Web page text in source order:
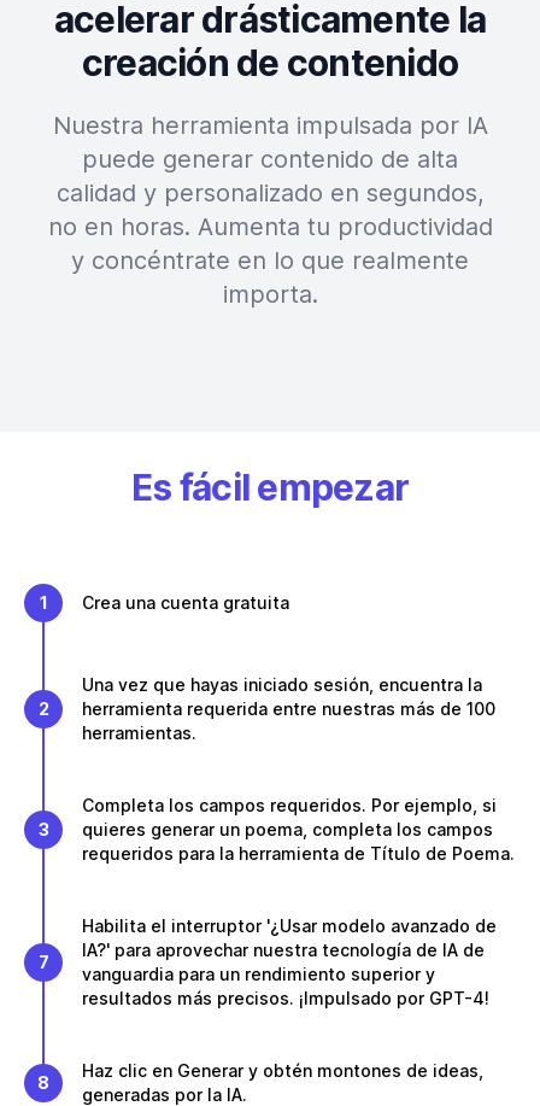
acelerar drásticamente la
creación de contenido
Nuestra herramienta impulsada por IA
puede generar contenido de alta
calidad y personalizado en segundos,
no en horas. Aumenta tu productividad
y concéntrate en lo que realmente
importa.
Es fácil empezar
1 Crea una cuenta gratuita
2
Una vez que hayas iniciado sesión, encuentra la
herramienta requerida entre nuestras más de 100
herramientas.
3
Completa los campos requeridos. Por ejemplo, si
quieres generar un poema, completa los campos
requeridos para la herramienta de Título de Poema.
7
Habilita el interruptor '¿Usar modelo avanzado de
IA?' para aprovechar nuestra tecnología de IA de
vanguardia para un rendimiento superior y
resultados más precisos. ¡Impulsado por GPT-4!
8
Haz clic en Generar y obtén montones de ideas,
generadas por la IA.